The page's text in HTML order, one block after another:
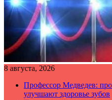
8 августа, 2026
Профессор Медведев:
улучшают здоровье зубов